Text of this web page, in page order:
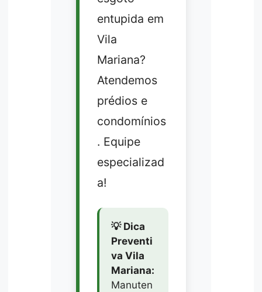
entupida em
Vila
Mariana?
Atendemos
prédios e
condomínios
. Equipe
especializad
a!
💡 Dica
Preventi
va Vila
Mariana:
Manuten